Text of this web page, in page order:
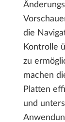
die
Kontrolle
zu
machen
Platten
und